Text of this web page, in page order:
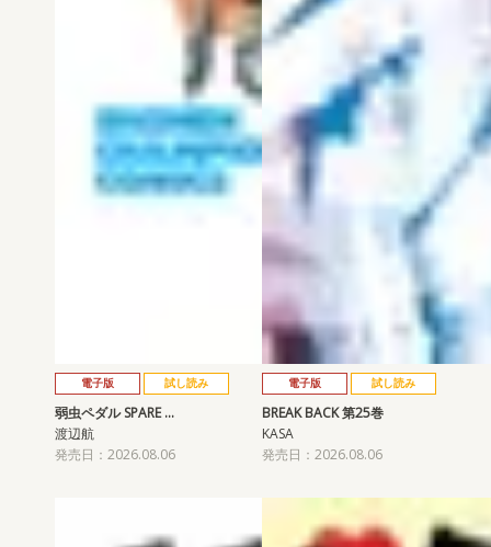
電子版 試し読み
弱虫ペダル SPARE …
渡辺航
発売日：2026.08.06
電子版 試し読み
BREAK BACK 第25巻
KASA
発売日：2026.08.06